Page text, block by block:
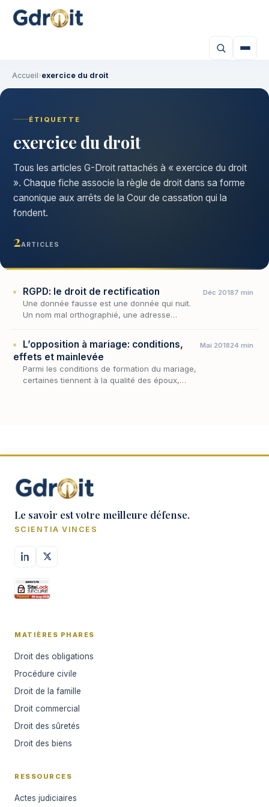
Accueil›exercice du droit
ÉTIQUETTE
exercice du droit
Tous les articles G-Droit rattachés à « exercice du droit
». Chaque fiche associe la règle de droit dans sa forme
canonique aux arrêts de la Cour de cassation qui la
fondent.
2ARTICLES
RGPD: le droit de rectification
Une donnée fausse est une donnée qui nuit.
Un nom mal orthographié, une adresse
: dè…
Déc 20187 min
L’opposition à mariage: conditions,
effets et mainlevée
Parmi les conditions de formation du mariage,
certaines tiennent à la qualité des époux,
Mai 201824 min
Le savoir est votre meilleure défense.
SCIENTIA VINCES
MATIÈRES PHARES
Droit des obligations
Procédure civile
Droit de la famille
Droit commercial
Droit des sûretés
Droit des biens
RESSOURCES
Actes judiciaires